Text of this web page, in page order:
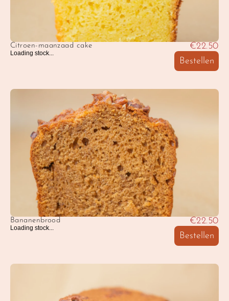
Citroen-maanzaad cake
Loading stock...
€22.50
Bestellen
Bananenbrood
Loading stock...
€22.50
Bestellen